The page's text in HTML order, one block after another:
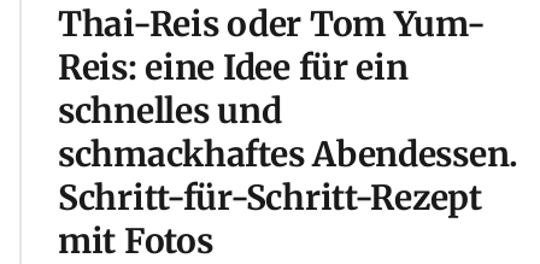
Thai-Reis oder Tom Yum-
Reis: eine Idee für ein
schnelles und
schmackhaftes Abendessen.
Schritt-für-Schritt-Rezept
mit Fotos